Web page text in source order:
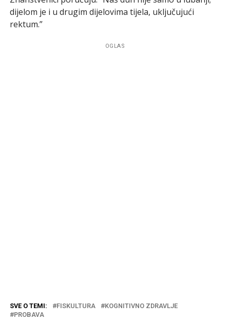
dijelom je i u drugim dijelovima tijela, uključujući
rektum.”
OGLAS
SVE O TEMI: FISKULTURA
KOGNITIVNO ZDRAVLJE
PROBAVA